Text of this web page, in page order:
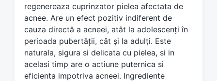
d
w
h
regenereaza cuprinzator pielea afectata de
acnee. Are un efect pozitiv indiferent de
cauza directă a acneei, atât la adolescenți în
perioada pubertății, cât și la adulți. Este
naturala, sigura si delicata cu pielea, si in
acelasi timp are o actiune puternica si
eficienta impotriva acneei. Ingrediente